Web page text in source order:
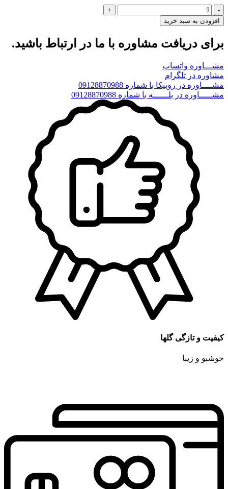
تاج
گل
ترحیم_41078
-
گل
عدد
افزودن به سبد خرید
برای دریافت مشاوره با ما در ارتباط باشید.
مشـــاوره واتساپ
مشاوره در تلگرام
مشــــاوره در روبیکا با شماره 09128870988
مشـــــاوره در بلــــــه با شماره 09128870988
کیفیت و تازگی گلها
خوشبو و زیبا